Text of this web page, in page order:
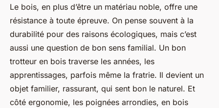
Le bois, en plus d’être un matériau noble, offre une
résistance à toute épreuve. On pense souvent à la
durabilité pour des raisons écologiques, mais c’est
aussi une question de bon sens familial. Un bon
trotteur en bois traverse les années, les
apprentissages, parfois même la fratrie. Il devient un
objet familier, rassurant, qui sent bon le naturel. Et
côté ergonomie, les poignées arrondies, en bois